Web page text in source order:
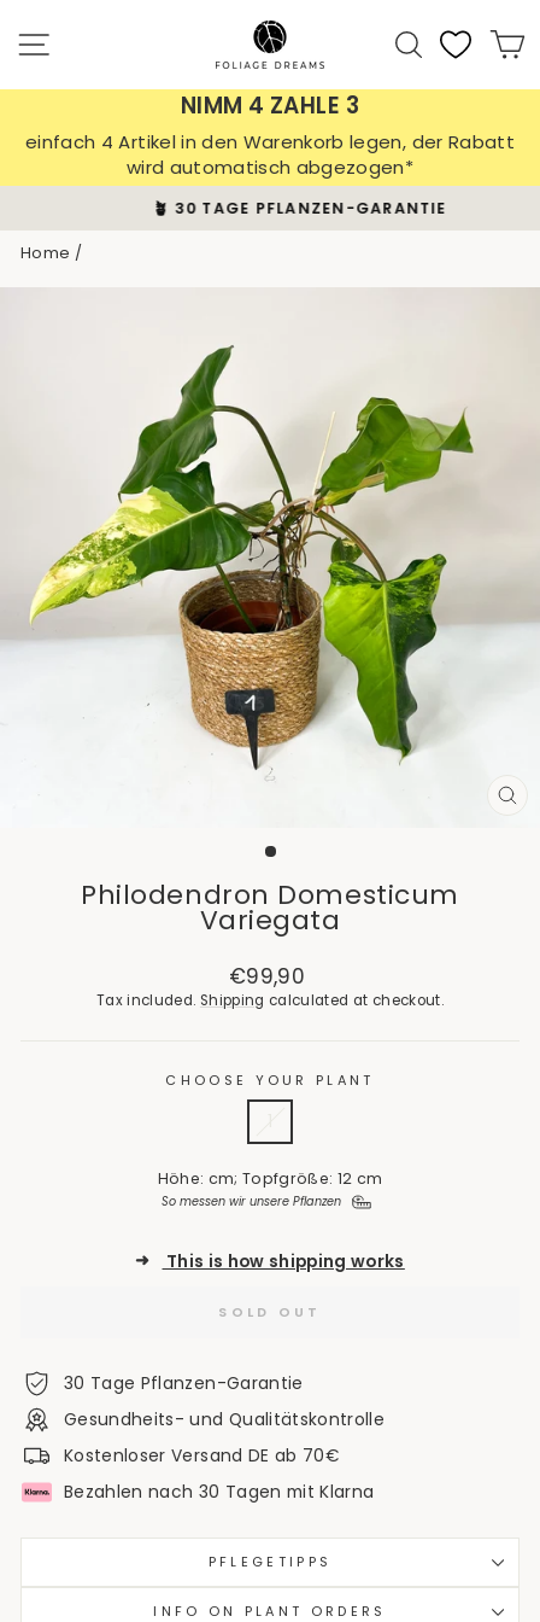
content
Search
NIMM 4 ZAHLE 3
einfach 4 Artikel in den Warenkorb legen, der Rabatt
wird automatisch abgezogen*
Pause
🪴 30 TAGE PFLANZEN-GARANTIE
Home /
Philodendron Domesticum
Variegata
Regular
price
€99,90
Tax included. Shipping calculated at checkout.
CHOOSE YOUR PLANT
Höhe: cm; Topfgröße: 12 cm
So messen wir unsere Pflanzen
➜ This is how shipping works
SOLD OUT
30 Tage Pflanzen-Garantie
Gesundheits- und Qualitätskontrolle
Kostenloser Versand DE ab 70€
Bezahlen nach 30 Tagen mit Klarna
PFLEGETIPPS
INFO ON PLANT ORDERS